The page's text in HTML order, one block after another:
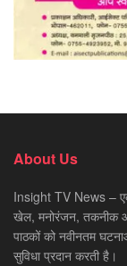
About Us
Insight TV News –
खेल, मनोरंजन, तकनीक
पाठकों को नवीनतम
सुविधा प्रदान करती है।